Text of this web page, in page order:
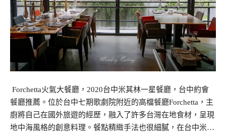
​ Forchetta火氣大餐廳，2020台中米其林一星餐廳，台中約會
餐廳推薦。位於台中七期歌劇院附近的高檔餐廳Forchetta，主
廚將自己在國外旅遊的經歷，融入了許多台灣在地食材，呈現
地中海風格的創意料理。餐點精緻手法也很細膩，在台中米…